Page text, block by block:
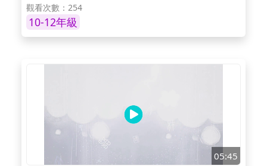
觀看次數：254
10-12年級
05:45